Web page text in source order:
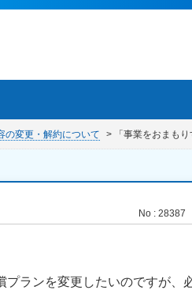
の変更・解約について > 「事業をおまも
No : 28387
プランを変更したいのですが、